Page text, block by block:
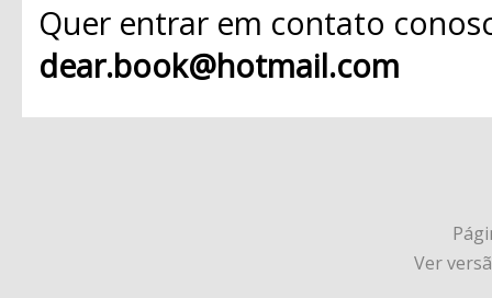
Quer entrar em contato
dear.book@hotmail.com
Ver